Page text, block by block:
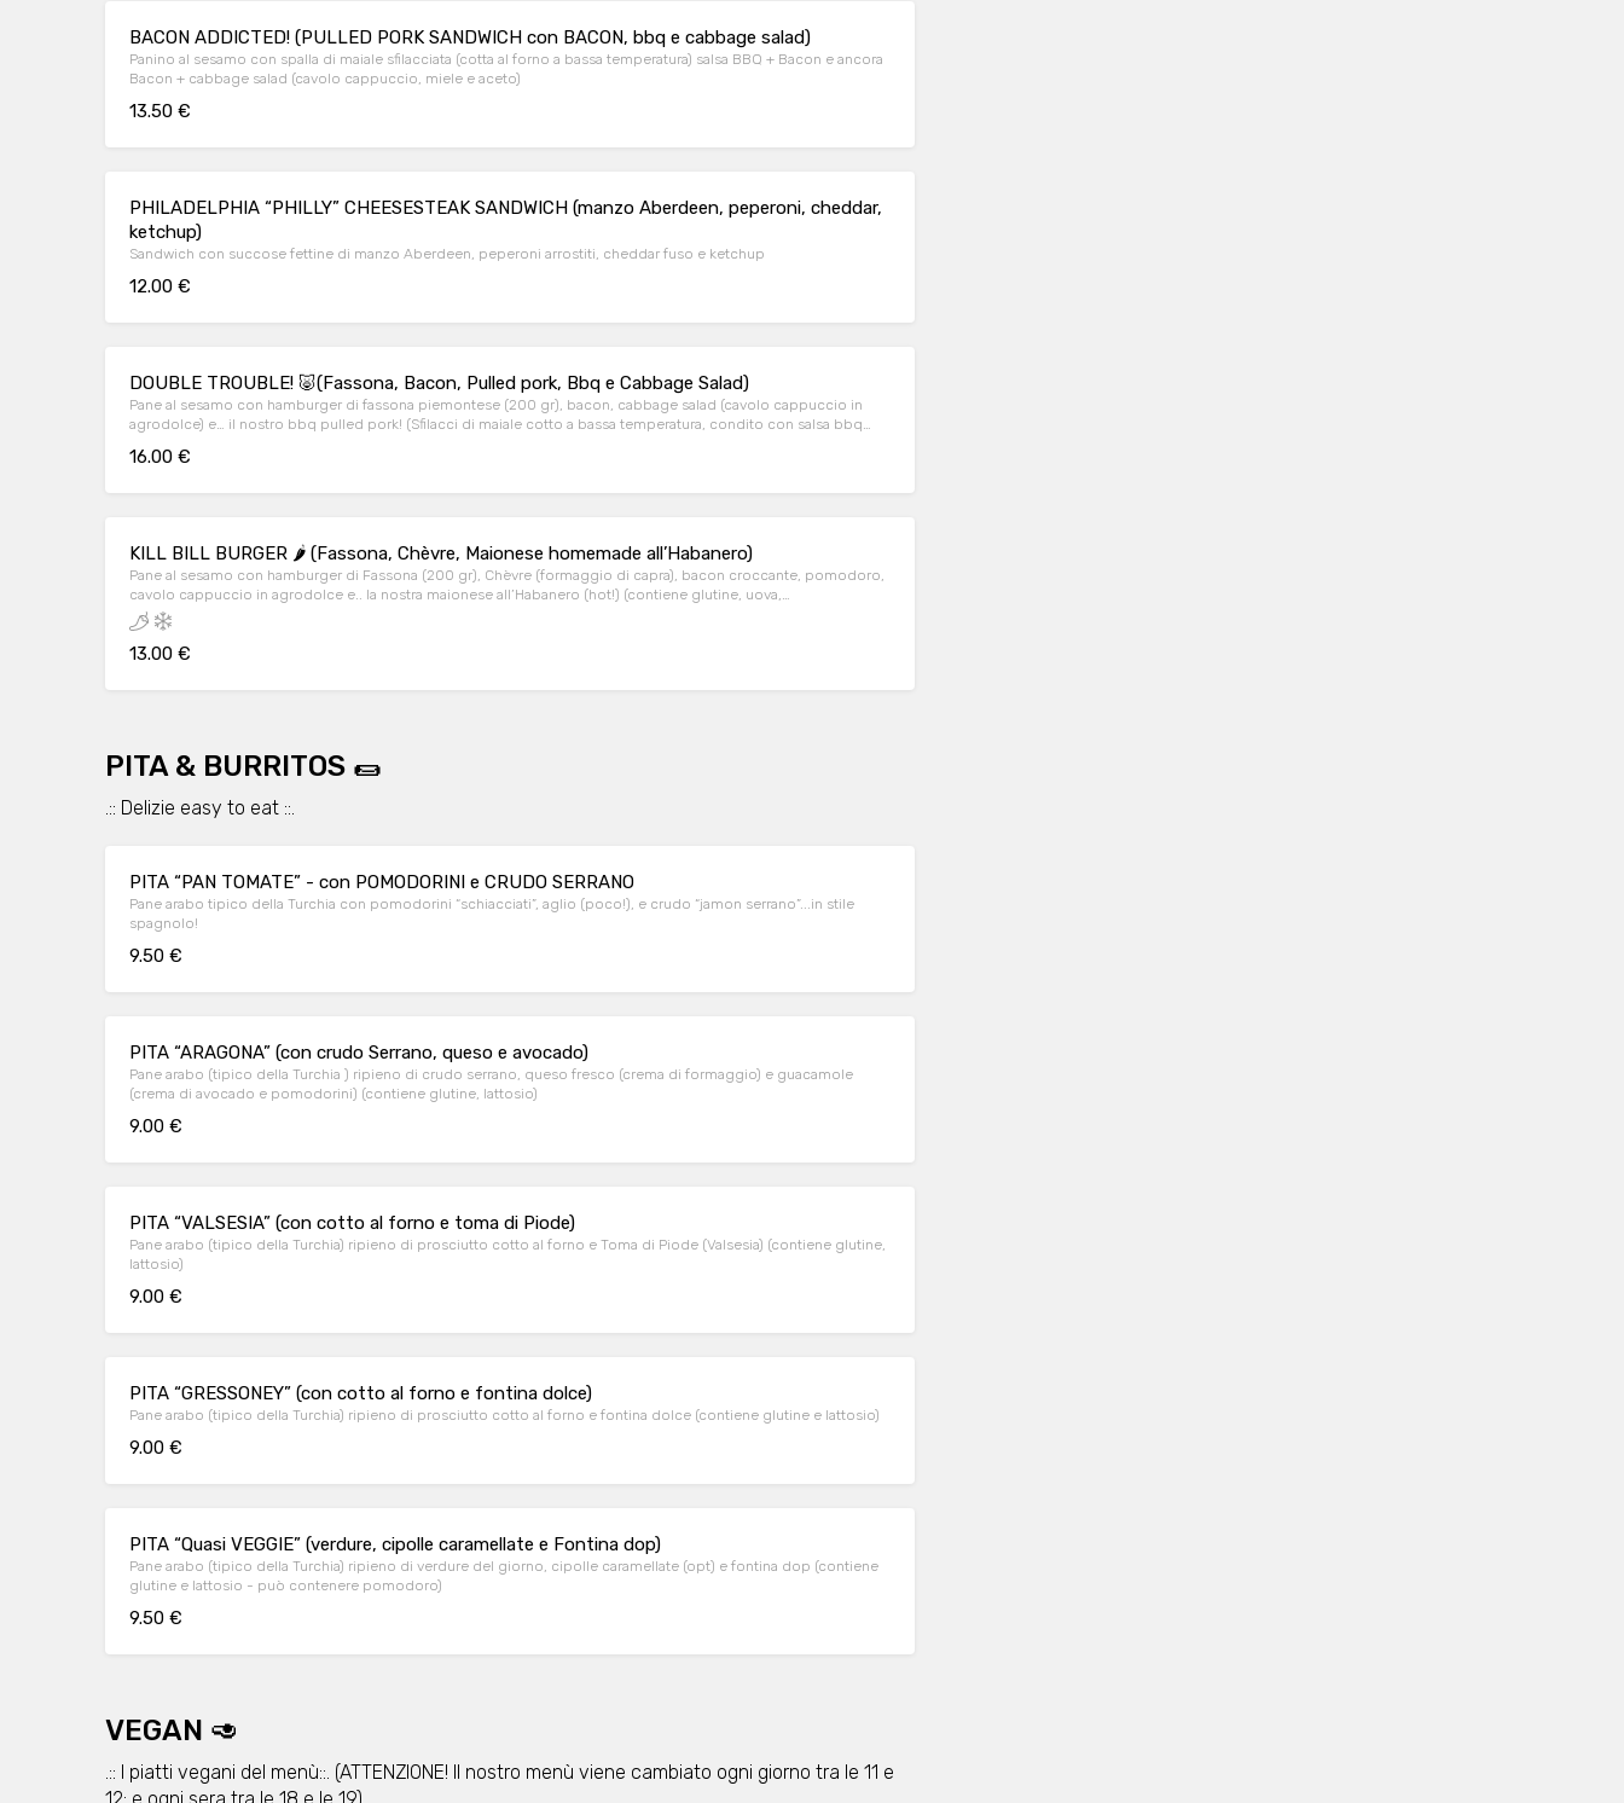
BACON ADDICTED! (PULLED PORK SANDWICH con BACON, bbq e cabbage salad)
Panino al sesamo con spalla di maiale sfilacciata (cotta al forno a bassa temperatura) salsa BBQ + Bacon e ancora
Bacon + cabbage salad (cavolo cappuccio, miele e aceto)
13.50 €
PHILADELPHIA “PHILLY” CHEESESTEAK SANDWICH (manzo Aberdeen, peperoni, cheddar,
ketchup)
Sandwich con succose fettine di manzo Aberdeen, peperoni arrostiti, cheddar fuso e ketchup
12.00 €
DOUBLE TROUBLE! 🐷(Fassona, Bacon, Pulled pork, Bbq e Cabbage Salad)
Pane al sesamo con hamburger di fassona piemontese (200 gr), bacon, cabbage salad (cavolo cappuccio in
agrodolce) e… il nostro bbq pulled pork! (Sfilacci di maiale cotto a bassa temperatura, condito con salsa bbq
16.00 €
KILL BILL BURGER 🌶 (Fassona, Chèvre, Maionese homemade all’Habanero)
Pane al sesamo con hamburger di Fassona (200 gr), Chèvre (formaggio di capra), bacon croccante, pomodoro,
cavolo cappuccio in agrodolce e.. la nostra maionese all’Habanero (hot!) (contiene glutine, uova,
senapesesamo, lattosio)
13.00 €
PITA & BURRITOS 🌯
.:: Delizie easy to eat ::.
PITA “PAN TOMATE” - con POMODORINI e CRUDO SERRANO
Pane arabo tipico della Turchia con pomodorini “schiacciati”, aglio (poco!), e crudo “jamon serrano”...in stile
spagnolo!
9.50 €
PITA “ARAGONA” (con crudo Serrano, queso e avocado)
Pane arabo (tipico della Turchia ) ripieno di crudo serrano, queso fresco (crema di formaggio) e guacamole
(crema di avocado e pomodorini) (contiene glutine, lattosio)
9.00 €
PITA “VALSESIA” (con cotto al forno e toma di Piode)
Pane arabo (tipico della Turchia) ripieno di prosciutto cotto al forno e Toma di Piode (Valsesia) (contiene glutine,
lattosio)
9.00 €
PITA “GRESSONEY” (con cotto al forno e fontina dolce)
Pane arabo (tipico della Turchia) ripieno di prosciutto cotto al forno e fontina dolce (contiene glutine e lattosio)
9.00 €
PITA “Quasi VEGGIE” (verdure, cipolle caramellate e Fontina dop)
Pane arabo (tipico della Turchia) ripieno di verdure del giorno, cipolle caramellate (opt) e fontina dop (contiene
glutine e lattosio - può contenere pomodoro)
9.50 €
VEGAN 🥑
.:: I piatti vegani del menù::. (ATTENZIONE! Il nostro menù viene cambiato ogni giorno tra le 11 e